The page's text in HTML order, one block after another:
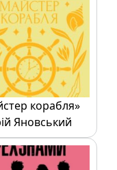
корабля»
Яновський